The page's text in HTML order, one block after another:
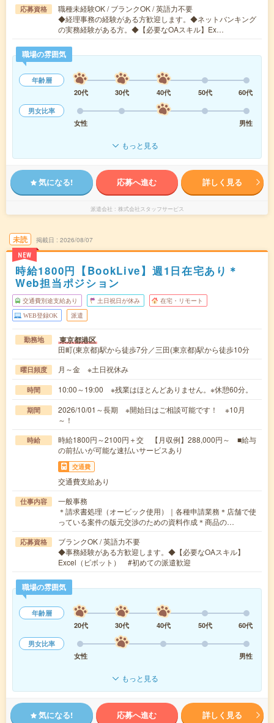
応募資格
職種未経験OK / ブランクOK / 英語力不要
◆経理事務の経験がある方歓迎します。◆ネットバンキング
の実務経験がある方。◆【必要なOAスキル】Ex…
職場の雰囲気
年齢層
20代
30代 40代 50代
60代
男女比率
女性
男性
もっと見る
気になる! 応募へ進む 詳しく見る
派遣会社 株式会社スタッフサービス
未読
NEW
掲載日 2026/08/07
時給1800円【BookLive】週1日在宅あり＊
Web担当ポジション
交通費別途支給あり 土日祝日が休み 在宅・リモート
WEB登録OK 派遣
勤務地 東京都港区
田町(東京都)駅から徒歩7分／三田(東京都)駅から徒歩10分
曜日頻度 月～金 ※土日祝休み
時間 10:00～19:00 ※残業はほとんどありません。※休憩60分。
期間
2026/10/01～長期 ※開始日はご相談可能です！ ※10月
～！
時給
時給1800円～2100円＋交 【月収例】288,000円～ ■給与
の前払いが可能な速払いサービスあり
交通費
交通費支給あり
仕事内容
一般事務
＊請求書処理（オービック使用）｜各種申請業務＊店舗で使
っている案件の版元交渉のための資料作成＊商品の…
応募資格
ブランクOK / 英語力不要
◆事務経験がある方歓迎します。◆【必要なOAスキル】
Excel（ピボット） #初めての派遣歓迎
職場の雰囲気
年齢層
20代
30代 40代 50代
60代
男女比率
女性
男性
もっと見る
気になる! 応募へ進む 詳しく見る